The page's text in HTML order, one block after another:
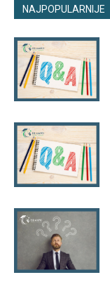
NAJPOPULARNIJE